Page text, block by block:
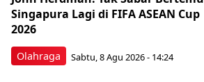
Olahraga
Singapura Lagi di FIFA ASEAN Cup
2026
Sabtu, 8 Agu 2026 - 14:24